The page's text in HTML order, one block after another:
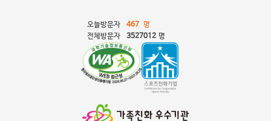
오늘방문자 467 명
전체방문자
3527012 명